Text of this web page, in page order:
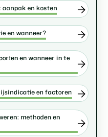
aanpak en kosten
en wanneer?
en wanneer in te
en factoren
methoden en